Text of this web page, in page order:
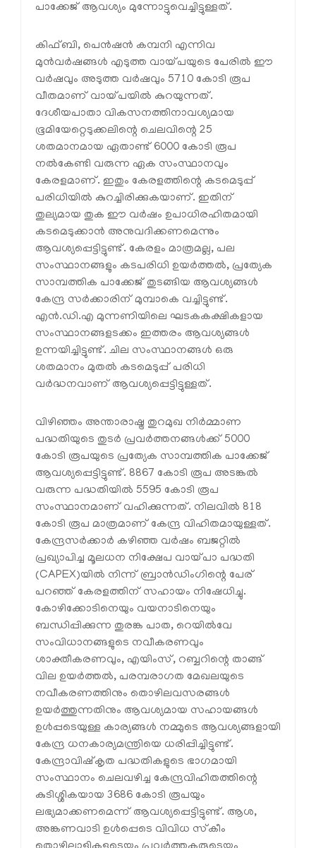
പാക്കേജ് ആവശ്യം മുന്നോട്ടുവെച്ചിട്ടുള്ളത്.
കിഫ്ബി, പെൻഷൻ കമ്പനി എന്നിവ
മുൻവർഷങ്ങൾ എടുത്ത വായ്പയുടെ പേരിൽ ഈ
വർഷവും അടുത്ത വർഷവും 5710 കോടി രൂപ
വീതമാണ് വായ്പയിൽ കുറയുന്നത്.
ദേശീയപാതാ വികസനത്തിനാവശ്യമായ
ഭൂമിയേറ്റെടുക്കലിന്റെ ചെലവിന്റെ 25
ശതമാനമായ ഏതാണ്ട് 6000 കോടി രൂപ
നൽകേണ്ടി വരുന്ന ഏക സംസ്ഥാനവും
കേരളമാണ്. ഇതും കേരളത്തിന്റെ കടമെടുപ്പ്
പരിധിയിൽ കുറച്ചിരിക്കുകയാണ്. ഇതിന്
തുല്യമായ തുക ഈ വർഷം ഉപാധിരഹിതമായി
കടമെടുക്കാൻ അനുവദിക്കണമെന്നും
ആവശ്യപ്പെട്ടിട്ടുണ്ട്. കേരളം മാത്രമല്ല, പല
സംസ്ഥാനങ്ങളും കടപരിധി ഉയർത്തൽ, പ്രത്യേക
സാമ്പത്തിക പാക്കേജ് തുടങ്ങിയ ആവശ്യങ്ങൾ
കേന്ദ്ര സർക്കാരിന് മുമ്പാകെ വച്ചിട്ടുണ്ട്.
എൻ.ഡി.എ മുന്നണിയിലെ ഘടകകക്ഷികളായ
സംസ്ഥാനങ്ങളടക്കം ഇത്തരം ആവശ്യങ്ങൾ
ഉന്നയിച്ചിട്ടുണ്ട്. ചില സംസ്ഥാനങ്ങൾ ഒരു
ശതമാനം മുതൽ കടമെടുപ്പ് പരിധി
വർദ്ധനവാണ് ആവശ്യപ്പെട്ടിട്ടുള്ളത്.
വിഴിഞ്ഞം അന്താരാഷ്ട്ര തുറമുഖ നിർമ്മാണ
പദ്ധതിയുടെ തുടർ പ്രവർത്തനങ്ങൾക്ക് 5000
കോടി രൂപയുടെ പ്രത്യേക സാമ്പത്തിക പാക്കേജ്
ആവശ്യപ്പെട്ടിട്ടുണ്ട്. 8867 കോടി രൂപ അടങ്കൽ
വരുന്ന പദ്ധതിയിൽ 5595 കോടി രൂപ
സംസ്ഥാനമാണ് വഹിക്കുന്നത്. നിലവിൽ 818
കോടി രൂപ മാത്രമാണ് കേന്ദ്ര വിഹിതമായുള്ളത്.
കേന്ദ്രസർക്കാർ കഴിഞ്ഞ വർഷം ബജറ്റിൽ
പ്രഖ്യാപിച്ച മൂലധന നിക്ഷേപ വായ്പാ പദ്ധതി
(CAPEX)യിൽ നിന്ന് ബ്രാൻഡിംഗിന്റെ പേര്
പറഞ്ഞ് കേരളത്തിന് സഹായം നിഷേധിച്ചു.
കോഴിക്കോടിനെയും വയനാടിനെയും
ബന്ധിപ്പിക്കുന്ന തുരങ്ക പാത, റെയിൽവേ
സംവിധാനങ്ങളുടെ നവീകരണവും
ശാക്തീകരണവും, എയിംസ്, റബ്ബറിന്റെ താങ്ങ്
വില ഉയർത്തൽ, പരമ്പരാഗത മേഖലയുടെ
നവീകരണത്തിനും തൊഴിലവസരങ്ങൾ
ഉയർത്തുന്നതിനും ആവശ്യമായ സഹായങ്ങൾ
ഉൾപ്പടെയുള്ള കാര്യങ്ങൾ നമ്മുടെ ആവശ്യങ്ങളായി
കേന്ദ്ര ധനകാര്യമന്ത്രിയെ ധരിപ്പിച്ചിട്ടുണ്ട്.
കേന്ദ്രാവിഷ്‌കൃത പദ്ധതികളുടെ ഭാഗമായി
സംസ്ഥാനം ചെലവഴിച്ച കേന്ദ്രവിഹിതത്തിന്റെ
കുടിശ്ശികയായ 3686 കോടി രൂപയും
ലഭ്യമാക്കണമെന്ന് ആവശ്യപ്പെട്ടിട്ടുണ്ട്. ആശ,
അങ്കണവാടി ഉൾപ്പെടെ വിവിധ സ്‌കീം